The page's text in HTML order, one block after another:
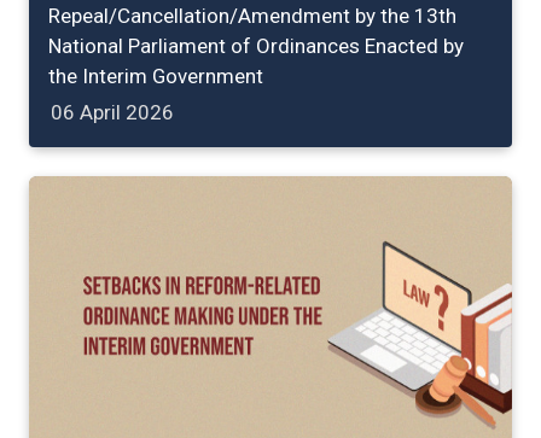
Repeal/Cancellation/Amendment by the 13th
National Parliament of Ordinances Enacted by
the Interim Government
06 April 2026